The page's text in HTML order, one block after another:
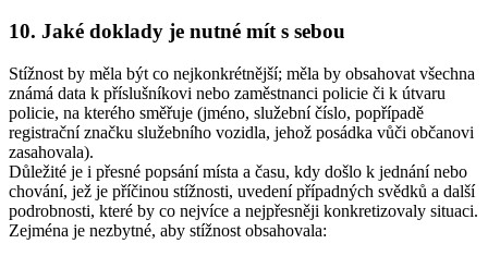
10. Jaké doklady je nutné mít s sebou
Stížnost by měla být co nejkonkrétnější; měla by obsahovat všechna
známá data k příslušníkovi nebo zaměstnanci policie či k útvaru
policie, na kterého směřuje (jméno, služební číslo, popřípadě
registrační značku služebního vozidla, jehož posádka vůči občanovi
zasahovala).
Důležité je i přesné popsání místa a času, kdy došlo k jednání nebo
chování, jež je příčinou stížnosti, uvedení případných svědků a další
podrobnosti, které by co nejvíce a nejpřesněji konkretizovaly situaci.
Zejména je nezbytné, aby stížnost obsahovala: